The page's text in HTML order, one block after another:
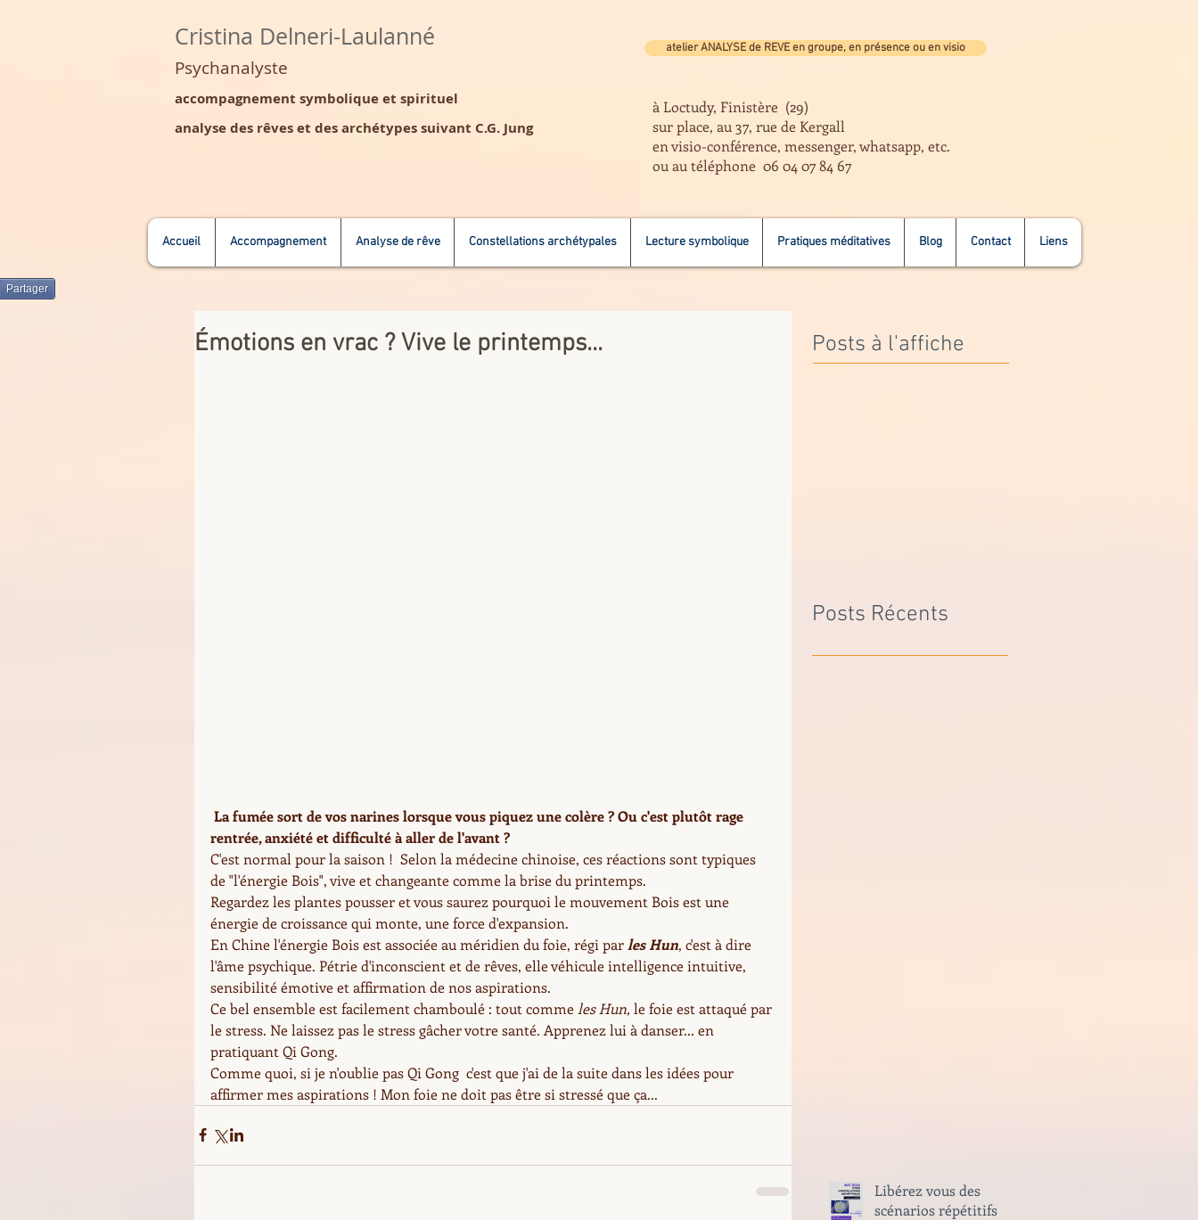
Cristina Delneri-Laulanné
Psychanalyste
accompagnement symbolique et spirituel
analyse des rêves et des archétypes suivant C.G. Jung
atelier ANALYSE de REVE en groupe, en présence ou en visio
à Loctudy, Finistère (29)
sur place, au 37, rue de Kergall
en visio-conférence, messenger, whatsapp, etc.
ou au téléphone 06 04 07 84 67
Accueil Accompagnement Analyse de rêve Constellations archétypales Lecture symbolique Pratiques méditatives Blog Contact Liens
Partager
Émotions en vrac ? Vive le printemps...
La fumée sort de vos narines lorsque vous piquez une colère ? Ou c'est plutôt rage
rentrée, anxiété et difficulté à aller de l'avant ?
C'est normal pour la saison !  Selon la médecine chinoise, ces réactions sont typiques
de "l'énergie Bois", vive et changeante comme la brise du printemps.
Regardez les plantes pousser et vous saurez pourquoi le mouvement Bois est une
énergie de croissance qui monte, une force d'expansion.
En Chine l'énergie Bois est associée au méridien du foie, régi par les Hun, c'est à dire
l'âme psychique. Pétrie d'inconscient et de rêves, elle véhicule intelligence intuitive,
sensibilité émotive et affirmation de nos aspirations.
Ce bel ensemble est facilement chamboulé : tout comme les Hun, le foie est attaqué par
le stress. Ne laissez pas le stress gâcher votre santé. Apprenez lui à danser... en
pratiquant Qi Gong.
Comme quoi, si je n'oublie pas Qi Gong  c'est que j'ai de la suite dans les idées pour
affirmer mes aspirations ! Mon foie ne doit pas être si stressé que ça...
Posts à l'affiche
Posts Récents
Libérez vous des
scénarios répétitifs